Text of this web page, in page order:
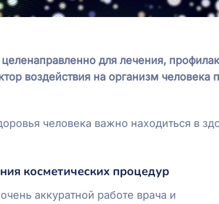
для лечения,
воздействия на организм человека
человека важно находиться в
косметических процедур
аккуратной работе врача и